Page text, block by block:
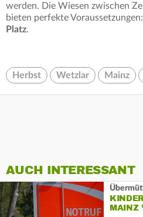
werden. Die Wiesen zwischen
bieten perfekte Voraussetzungen:
Platz.
Herbst Wetzlar Mainz
AUCH INTERESSANT
MAINZ